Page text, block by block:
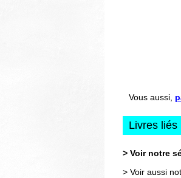
Vous aussi,
Livres liés
> Voir notre
> Voir aussi